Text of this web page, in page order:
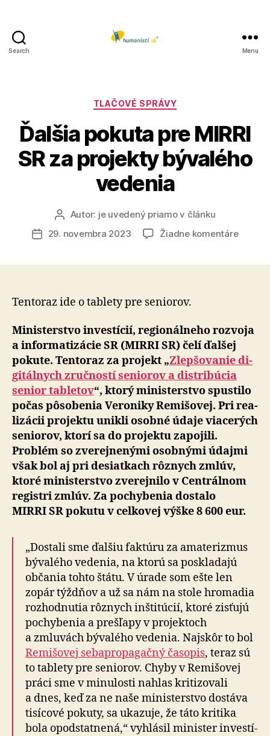
Search Menu
Kategórie
TLAČOVÉ SPRÁVY
Ďalšia pokuta pre MIRRI
SR za projekty bývalého
vedenia
AutorAutor: je uvedený priamo v článku
Dátum
29. novembra 2023 Žiadne komentárena
Tentoraz ide o tablety pre se­ni­o­rov.
Ministerstvo investícií, regio­nál­neho roz­voja
a in­for­ma­ti­zácie SR (MIRRI SR) čelí ďalšej
pokute. Ten­to­raz za pro­jekt „Zlep­šo­va­nie di­
gi­tál­nych zruč­ností seniorov a distri­bú­cia
senior tabletov“, ktorý mi­nis­ter­stvo spustilo
počas pô­so­be­nia Veroniky Remišovej. Pri re­a­
li­zácii pro­jektu unikli osobné údaje via­ce­rých
seniorov, ktorí sa do pro­jektu zapojili.
Problém so zve­rej­ne­nými osobnými údajmi
však bol aj pri de­siat­kach rôznych zmlúv,
ktoré mi­nis­ter­stvo zve­rej­nilo v Cen­trál­nom
registri zmlúv. Za po­chy­be­nia dostalo
MIRRI SR pokutu v cel­ko­vej výške 8 600 eur.
„Dostali sme ďalšiu faktúru za ama­te­riz­mus
bývalého vedenia, na ktorú sa poskla­dajú
občania tohto štátu. V úrade som ešte len
zopár týždňov a už sa nám na stole hro­ma­dia
roz­hod­nu­tia rôznych inšti­túcií, ktoré zisťujú
po­chy­be­nia a prešľapy v pro­jek­toch
a zmluvách bývalého vedenia. Najskôr to bol
Remišovej seba­pro­pa­gačný ča­so­pis, teraz sú
to tablety pre se­ni­o­rov. Chyby v Re­mi­šo­vej
práci sme v mi­nu­losti nahlas kri­ti­zo­vali
a dnes, keď za ne naše mi­nis­ter­stvo dostáva
tisí­cové pokuty, sa ukazuje, že táto kritika
bola opod­stat­nená,“ vyhlásil minister in­ves­tí­